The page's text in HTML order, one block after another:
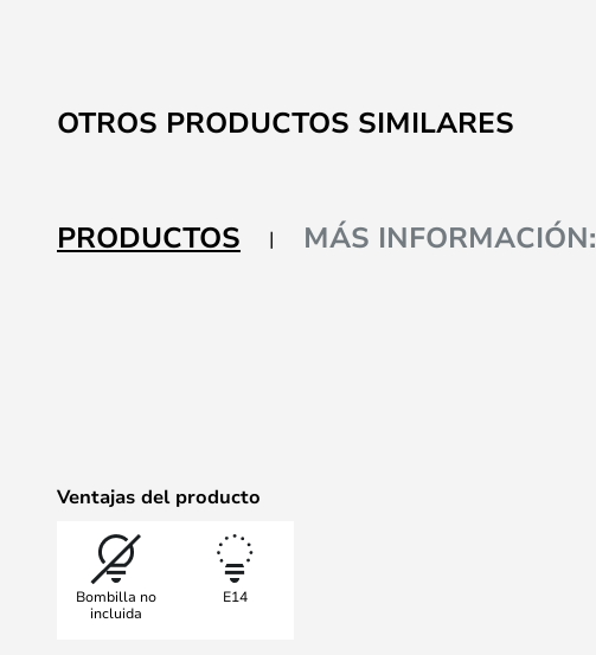
OTROS PRODUCTOS SIMILARES
PRODUCTOS MÁS INFORMACIÓN:
Ventajas del producto
Bombilla no
incluida
E14